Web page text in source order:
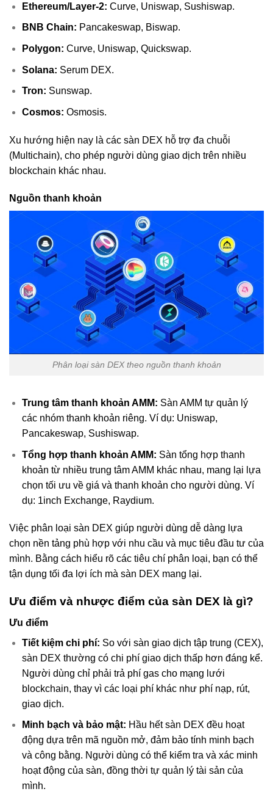
Ethereum/Layer-2: Curve, Uniswap, Sushiswap.
BNB Chain: Pancakeswap, Biswap.
Polygon: Curve, Uniswap, Quickswap.
Solana: Serum DEX.
Tron: Sunswap.
Cosmos: Osmosis.
Xu hướng hiện nay là các sàn DEX hỗ trợ đa chuỗi
(Multichain), cho phép người dùng giao dịch trên nhiều
blockchain khác nhau.
Nguồn thanh khoản
Phân loại sàn DEX theo nguồn thanh khoản
Trung tâm thanh khoản AMM: Sàn AMM tự quản lý
các nhóm thanh khoản riêng. Ví dụ: Uniswap,
Pancakeswap, Sushiswap.
Tổng hợp thanh khoản AMM: Sàn tổng hợp thanh
khoản từ nhiều trung tâm AMM khác nhau, mang lại lựa
chọn tối ưu về giá và thanh khoản cho người dùng. Ví
dụ: 1inch Exchange, Raydium.
Việc phân loại sàn DEX giúp người dùng dễ dàng lựa
chọn nền tảng phù hợp với nhu cầu và mục tiêu đầu tư của
mình. Bằng cách hiểu rõ các tiêu chí phân loại, bạn có thể
tận dụng tối đa lợi ích mà sàn DEX mang lại.
Ưu điểm và nhược điểm của sàn DEX là gì?
Ưu điểm
Tiết kiệm chi phí: So với sàn giao dịch tập trung (CEX),
sàn DEX thường có chi phí giao dịch thấp hơn đáng kể.
Người dùng chỉ phải trả phí gas cho mạng lưới
blockchain, thay vì các loại phí khác như phí nạp, rút,
giao dịch.
Minh bạch và bảo mật: Hầu hết sàn DEX đều hoạt
động dựa trên mã nguồn mở, đảm bảo tính minh bạch
và công bằng. Người dùng có thể kiểm tra và xác minh
hoạt động của sàn, đồng thời tự quản lý tài sản của
mình.